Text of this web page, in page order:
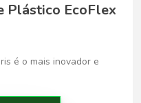
Plástico EcoFlex
é o mais inovador e